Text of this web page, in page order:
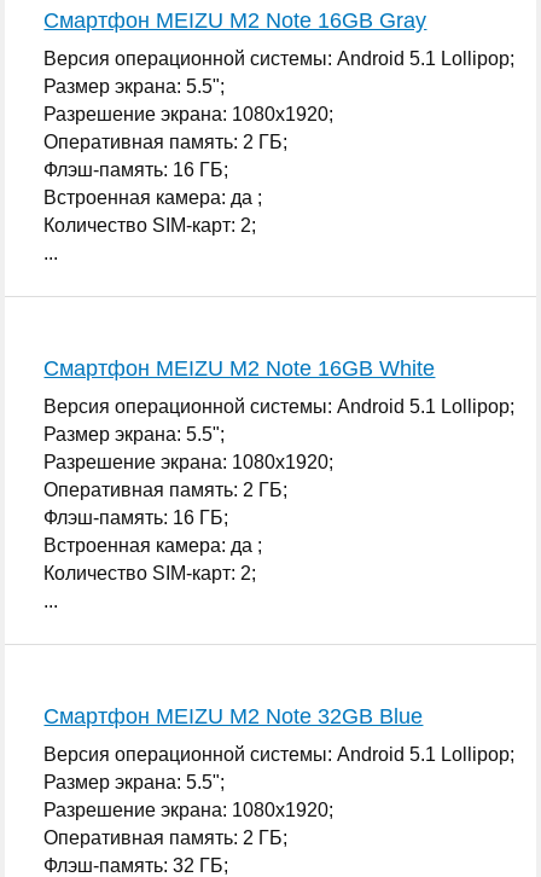
Смартфон MEIZU M2 Note 16GB Gray
Версия операционной системы: Android 5.1 Lollipop;
Размер экрана: 5.5";
Разрешение экрана: 1080x1920;
Оперативная память: 2 ГБ;
Флэш-память: 16 ГБ;
Встроенная камера: да ;
Количество SIM-карт: 2;
...
Смартфон MEIZU M2 Note 16GB White
Версия операционной системы: Android 5.1 Lollipop;
Размер экрана: 5.5";
Разрешение экрана: 1080x1920;
Оперативная память: 2 ГБ;
Флэш-память: 16 ГБ;
Встроенная камера: да ;
Количество SIM-карт: 2;
...
Смартфон MEIZU M2 Note 32GB Blue
Версия операционной системы: Android 5.1 Lollipop;
Размер экрана: 5.5";
Разрешение экрана: 1080x1920;
Оперативная память: 2 ГБ;
Флэш-память: 32 ГБ;